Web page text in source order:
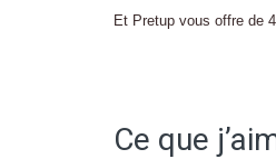
Et Pretup vous offre de
Ce que